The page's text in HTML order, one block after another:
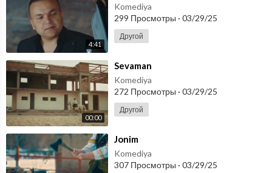
4:41
Komediya
299 Просмотры · 03/29/25
Другой
00:00
⁣Sevaman
Komediya
272 Просмотры · 03/29/25
Другой
⁣Jonim
Komediya
307 Просмотры · 03/29/25